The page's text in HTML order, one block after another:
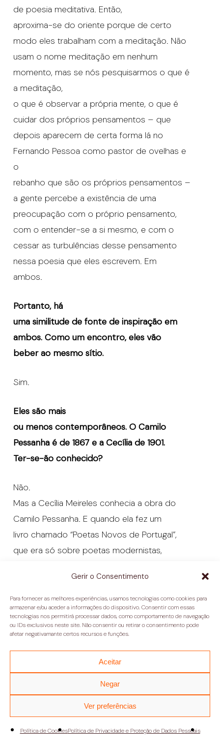
Gerir o Consentimento
Para fornecer as melhores experiências, usamos tecnologias como cookies para
armazenar e/ou aceder a informações do dispositivo. Consentir com essas
tecnologias nos permitirá processar dados, como comportamento de navegação
ou IDs exclusivos neste site. Não consentir ou retirar o consentimento pode
afetar negativamante certos recursos e funções.
Aceitar
Negar
Ver preferências
Política de CookiesPolítica de Privacidade e Proteção de Dados Pessoais
de poesia meditativa. Então,
aproxima-se do oriente porque de certo
modo eles trabalham com a meditação. Não
usam o nome meditação em nenhum
momento, mas se nós pesquisarmos o que é
a meditação,
o que é observar a própria mente, o que é
cuidar dos próprios pensamentos – que
depois aparecem de certa forma lá no
Fernando Pessoa como pastor de ovelhas e
o
rebanho que são os próprios pensamentos –
a gente percebe a existência de uma
preocupação com o próprio pensamento,
com o entender-se a si mesmo, e com o
cessar as turbulências desse pensamento
nessa poesia que eles escrevem. Em
ambos.
Portanto, há
uma similitude de fonte de inspiração em
ambos. Como um encontro, eles vão
beber ao mesmo sítio.
Sim.
Eles são mais
ou menos contemporâneos. O Camilo
Pessanha é de 1867 e a Cecília de 1901.
Ter-se-ão conhecido?
Não.
Mas a Cecília Meireles conhecia a obra do
Camilo Pessanha. E quando ela fez um
livro chamado “Poetas Novos de Portugal”,
que era só sobre poetas modernistas,
naquela época.
Que
interessante.
muito interessante. Ela o considerava como
um modernista. E gostava. E conhecia
também a família Castro Osório, que tinha ido
para o Rio de Janeiro em algum
momento e tinha lá uma livraria, e a Cecília